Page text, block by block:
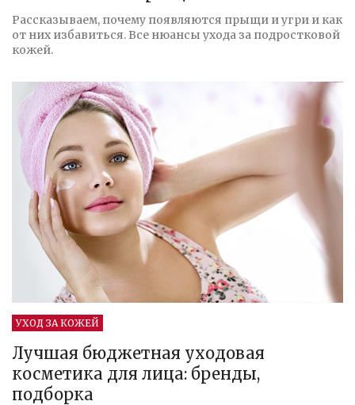
Рассказываем, почему появляются прыщи и угри и как
от них избавиться. Все нюансы ухода за подростковой
кожей.
УХОД ЗА КОЖЕЙ
Лучшая бюджетная уходовая
косметика для лица: бренды,
подборка